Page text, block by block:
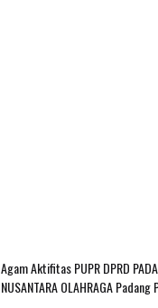
AgamAktifitas PUPRDPRD
NUSANTARAOLAHRAGAPadang